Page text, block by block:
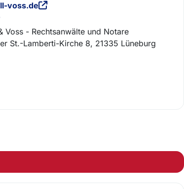
voss.de
Voss - Rechtsanwälte und Notare
St.-Lamberti-Kirche 8, 21335 Lüneburg